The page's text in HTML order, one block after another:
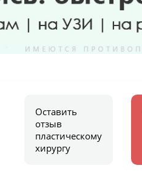
Оставить
отзыв
пластическому
хирургу